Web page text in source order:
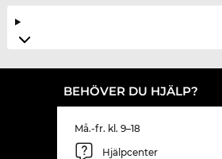
BEHÖVER DU HJÄLP?
Må.-fr. kl. 9–18
Hjälpcenter